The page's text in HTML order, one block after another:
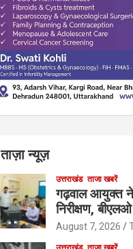
ताज़ा न्यूज़
उत्तराखंड ताजा खबरें
गढ़वाल आयुक्त ने
निरीक्षण,
August 7, 2026